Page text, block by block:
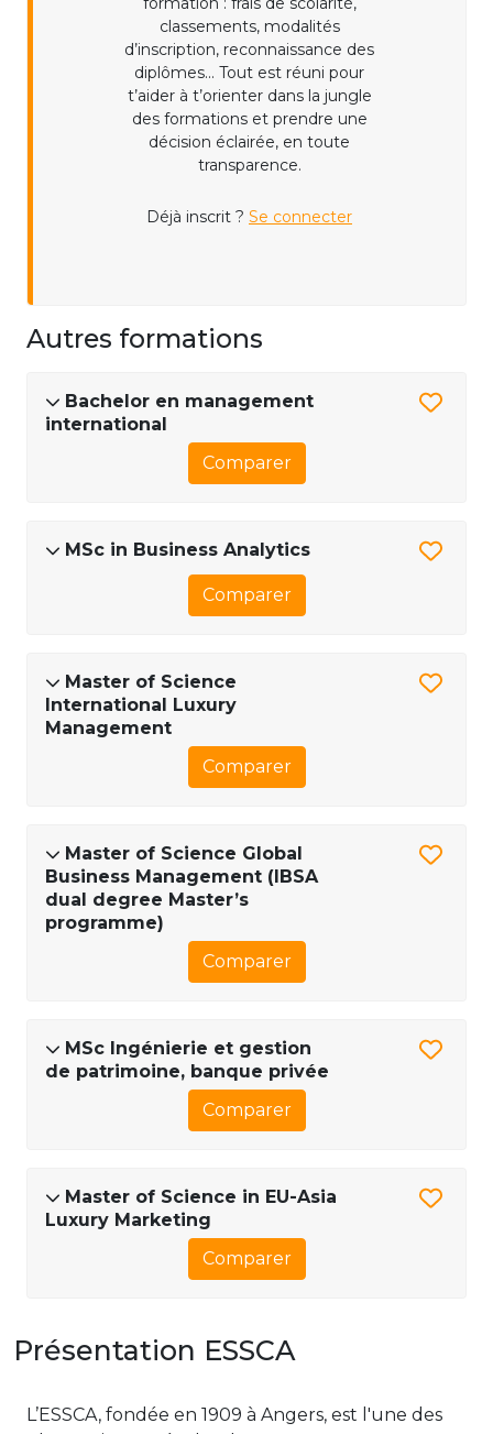
classements, modalités
d’inscription, reconnaissance des
diplômes... Tout est réuni pour
t’aider à t’orienter dans la jungle
des formations et prendre une
décision éclairée, en toute
transparence.
Déjà inscrit ? Se connecter
Autres formations
Bachelor en management
international
Comparer
MSc in Business Analytics
Comparer
Master of Science
International Luxury
Management
Comparer
Master of Science Global
Business Management (IBSA
dual degree Master’s
programme)
Comparer
MSc Ingénierie et gestion
de patrimoine, banque privée
Comparer
Master of Science in EU-Asia
Luxury Marketing
Comparer
Présentation ESSCA
L’ESSCA, fondée en 1909 à Angers, est l'une des